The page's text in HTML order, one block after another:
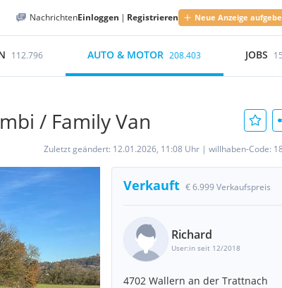
NachrichtenEinloggen | Registrieren Neue Anzeige
112.796 AUTO & MOTOR 208.403 JOBS
/ Family Van
Zuletzt geändert: 12.01.2026, 11:08 Uhr | willhaben-Code:
Verkauft € 6.999 Verkaufspreis
Richard
User:in seit 12/2018
4702 Wallern an der Trattnach